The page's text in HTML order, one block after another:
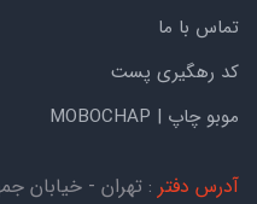
تماس با ما
کد رهگیری پست
موبو چاپ | MOBOCHAP
آدرس دفتر : تهران - خیابان